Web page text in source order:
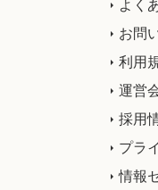
よく
お問
利用
運営
採用
プラ
情報